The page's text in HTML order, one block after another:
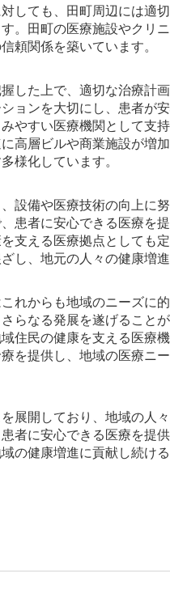
しても、田町周辺には適
。田町の医療施設やクリ
頼関係を築いています。
した上で、適切な治療計
ョンを大切にし、患者が
やすい医療機関として支
高層ビルや商業施設が増
様化しています。
設備や医療技術の向上に
患者に安心できる医療を
支える医療拠点としても
し、地元の人々の健康増
れからも地域のニーズに
らなる発展を遂げること
住民の健康を支える医療
を提供し、地域の医療ニ
展開しており、地域の人
者に安心できる医療を提
の健康増進に貢献し続け